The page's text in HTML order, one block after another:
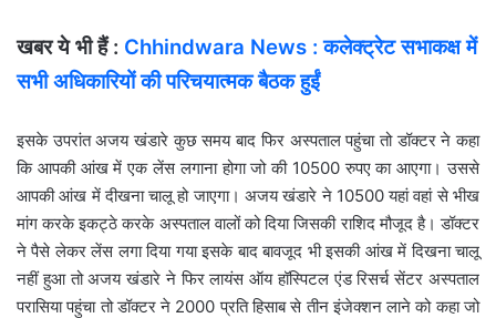
खबर ये भी हैं : Chhindwara News : कलेक्ट्रेट सभाकक्ष में
सभी अधिकारियों की परिचयात्मक बैठक हुईं
इसके उपरांत अजय खंडारे कुछ समय बाद फिर अस्पताल पहुंचा तो डॉक्टर ने कहा
कि आपकी आंख में एक लेंस लगाना होगा जो की 10500 रुपए का आएगा। उससे
आपकी आंख में दीखना चालू हो जाएगा। अजय खंडारे ने 10500 यहां वहां से भीख
मांग करके इकट्ठे करके अस्पताल वालों को दिया जिसकी राशिद मौजूद है। डॉक्टर
ने पैसे लेकर लेंस लगा दिया गया इसके बाद बावजूद भी इसकी आंख में दिखना चालू
नहीं हुआ तो अजय खंडारे ने फिर लायंस ऑय हॉस्पिटल एंड रिसर्च सेंटर अस्पताल
परासिया पहुंचा तो डॉक्टर ने 2000 प्रति हिसाब से तीन इंजेक्शन लाने को कहा जो